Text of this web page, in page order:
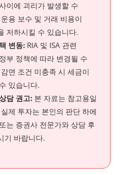
이에 괴리가 발생할 수
용 보수 및 거래 비용이
저하시킬 수 있습니다.
변동: RIA 및 ISA 관련
부 정책에 따라 변경될 수
면 조건 미충족 시 세금이
있습니다.
담 권고: 본 자료는 참고용일
제 투자는 본인의 판단 하에
는 증권사 전문가와 상담 후
기 바랍니다.